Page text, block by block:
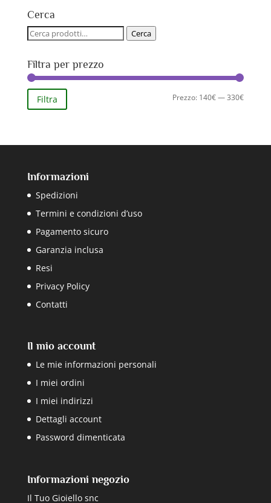
Cerca
Cerca: Cerca
Filtra per prezzo
Prezzo
Prezzo
Filtra Prezzo: 140€—330€
Informazioni
Spedizioni
Termini e condizioni d’uso
Pagamento sicuro
Garanzia inclusa
Resi
Privacy Policy
Contatti
Il mio account
Le mie informazioni personali
I miei ordini
I miei indirizzi
Dettagli account
Password dimenticata
Informazioni negozio
Il Tuo Gioiello snc